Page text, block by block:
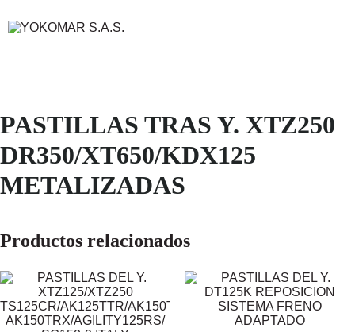
PASTILLAS TRAS Y. XTZ250
DR350/XT650/KDX125
METALIZADAS
Productos relacionados